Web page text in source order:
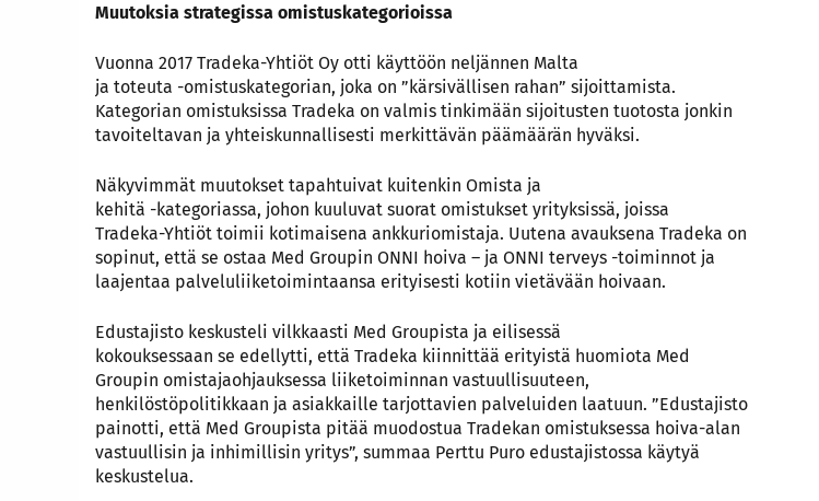
Muutoksia strategissa omistuskategorioissa
Vuonna 2017 Tradeka-Yhtiöt Oy otti käyttöön neljännen Malta
ja toteuta -omistuskategorian, joka on ”kärsivällisen rahan” sijoittamista.
Kategorian omistuksissa Tradeka on valmis tinkimään sijoitusten tuotosta jonkin
tavoiteltavan ja yhteiskunnallisesti merkittävän päämäärän hyväksi.
Näkyvimmät muutokset tapahtuivat kuitenkin Omista ja
kehitä -kategoriassa, johon kuuluvat suorat omistukset yrityksissä, joissa
Tradeka-Yhtiöt toimii kotimaisena ankkuriomistaja. Uutena avauksena Tradeka on
sopinut, että se ostaa Med Groupin ONNI hoiva – ja ONNI terveys -toiminnot ja
laajentaa palveluliiketoimintaansa erityisesti kotiin vietävään hoivaan.
Edustajisto keskusteli vilkkaasti Med Groupista ja eilisessä
kokouksessaan se edellytti, että Tradeka kiinnittää erityistä huomiota Med
Groupin omistajaohjauksessa liiketoiminnan vastuullisuuteen,
henkilöstöpolitikkaan ja asiakkaille tarjottavien palveluiden laatuun. ”Edustajisto
painotti, että Med Groupista pitää muodostua Tradekan omistuksessa hoiva-alan
vastuullisin ja inhimillisin yritys”, summaa Perttu Puro edustajistossa käytyä
keskustelua.